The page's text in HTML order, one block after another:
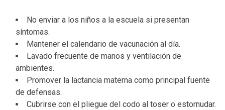
No enviar a los niños a la escuela si presentan
síntomas.
Mantener el calendario de vacunación al día.
Lavado frecuente de manos y ventilación de
ambientes.
Promover la lactancia materna como principal fuente
de defensas.
Cubrirse con el pliegue del codo al toser o estornudar.